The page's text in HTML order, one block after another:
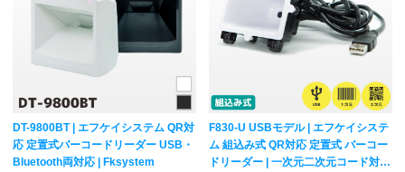
DT-9800BT | エフケイシステム QR対
応 定置式バーコードリーダー USB・
Bluetooth両対応 | Fksystem
F830-U USBモデル | エフケイシステ
ム 組込み式 QR対応 定置式 バーコー
ドリーダー | 一次元二次元コード対応